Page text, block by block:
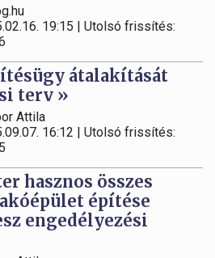
19:15 | Utolsó frissítés:
átalakítását
terv »
Attila
16:12 | Utolsó frissítés:
hasznos összes
építése
engedélyezési